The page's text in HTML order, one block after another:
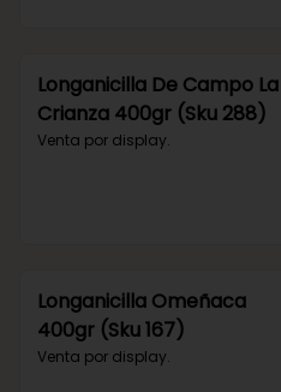
Longanicilla De Campo La
Crianza 400gr (Sku 288)
Venta por display.
Longanicilla Omeñaca
400gr (Sku 167)
Venta por display.